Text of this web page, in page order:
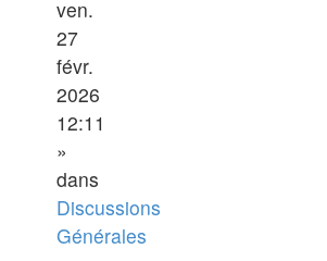
ven.
27
févr.
2026
12:11
»
dans
Discussions
Générales